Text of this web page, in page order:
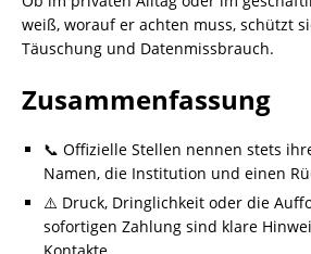
weiß, worauf er achten muss, schützt
Täuschung und Datenmissbrauch.
Zusammenfassung
📞 Offizielle Stellen nennen stets
Namen, die Institution und einen
⚠️ Druck, Dringlichkeit oder die
sofortigen Zahlung sind klare